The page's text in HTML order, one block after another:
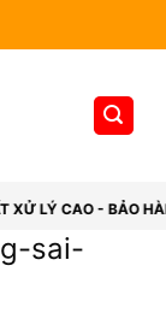
XỬ LÝ CAO - BẢO
sai-